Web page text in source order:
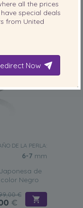
DE LA PERLA:
6-7 mm
de
Negro
€
€
all the prices
special deals
from United
Now